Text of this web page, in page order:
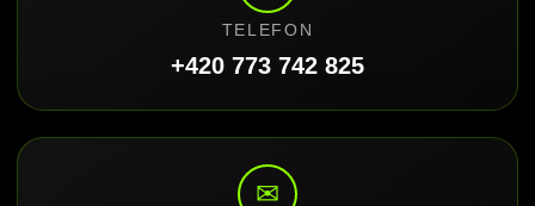
TELEFON
+420 773 742 825
✉